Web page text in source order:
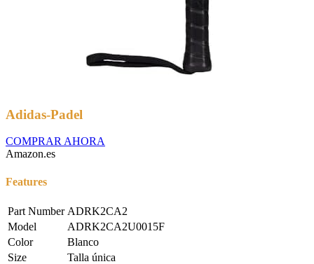
Adidas-Padel
COMPRAR AHORA
Amazon.es
Features
Part Number ADRK2CA2
Model
ADRK2CA2U0015F
Color
Blanco
Size
Talla única